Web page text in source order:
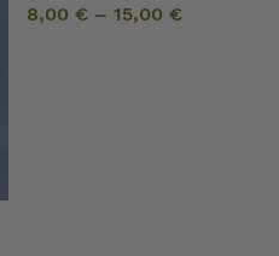
8,00 € – 15,00 €